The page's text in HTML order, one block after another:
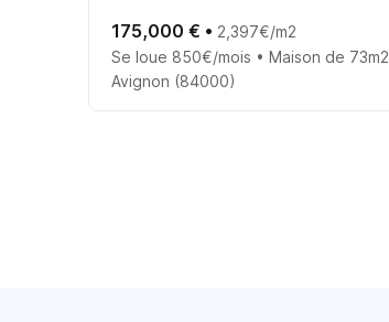
175,000 € • 2,397€/m2
Se loue 850€/mois • Maison de 73m2
Avignon (84000)